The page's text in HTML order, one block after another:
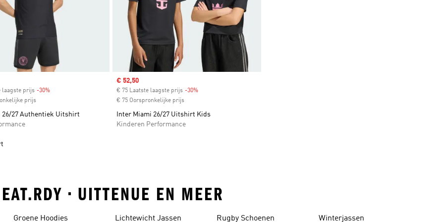
laagste prijs -30%Discount
prijs
26/27 Authentiek Uitshirt
Sale price
€ 52,50
€ 75 Laatste laagste prijs -30%
€ 75 Oorspronkelijke prijs
Inter Miami 26/27 Uitshirt Kids
Kinderen Performance
• UITTENUE EN MEER
Groene Hoodies Lichtewicht Jassen Rugby Schoenen Winterjassen